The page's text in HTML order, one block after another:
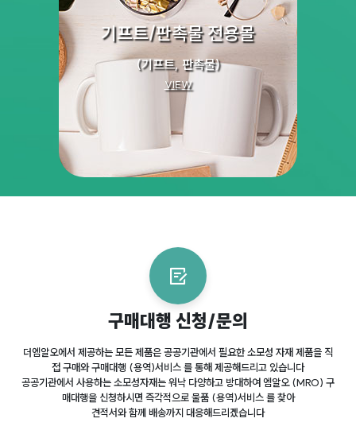
기프트/판촉물 전용몰
(기프트, 판촉물)
VIEW
구매대행 신청/문의
더엠알오에서 제공하는 모든 제품은 공공기관에서 필요한 소모성 자재 제품을 직
접 구매와 구매대행 (용역)서비스 를 통해 제공해드리고 있습니다
공공기관에서 사용하는 소모성자재는 워낙 다양하고 방대하여 엠알오 (MRO) 구
매대행을 신청하시면 즉각적으로 물품 (용역)서비스 를 찾아
견적서와 함께 배송까지 대응해드리겠습니다